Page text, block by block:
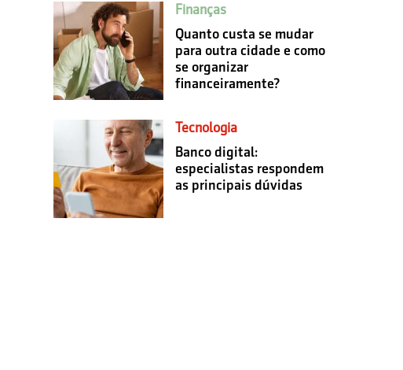
Finanças
Quanto custa se mudar
para outra cidade e como
se organizar
financeiramente?
Tecnologia
Banco digital:
especialistas respondem
as principais dúvidas